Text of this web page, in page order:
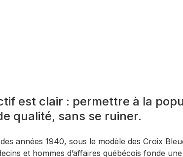
est clair : permettre à la
qualité, sans se ruiner.
années 1940, sous le modèle des Croix
et hommes d’affaires québécois fonde